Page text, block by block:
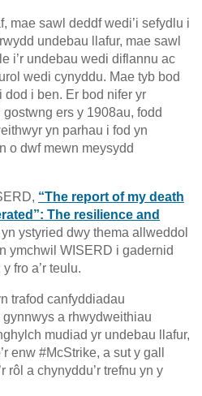
mae sawl deddf wedi’i sefydlu i
undebau llafur, mae sawl
i’r undebau wedi diflannu ac
wedi cynyddu. Mae tyb bod
i ben. Er bod nifer yr
ers y 1908au, fodd
yn parhau i fod yn
o dwf mewn meysydd
“The report of my death
The resilience and
yn ystyried dwy thema allweddol
ymchwil WISERD i gadernid
fro a’r teulu.
trafod canfyddiadau
a rhwydweithiau
mudiad yr undebau llafur,
enw #McStrike, a sut y gall
rôl a chynyddu’r trefnu yn y